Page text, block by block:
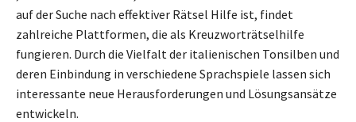
auf der Suche nach effektiver Rätsel Hilfe ist, findet
zahlreiche Plattformen, die als Kreuzworträtselhilfe
fungieren. Durch die Vielfalt der italienischen Tonsilben und
deren Einbindung in verschiedene Sprachspiele lassen sich
interessante neue Herausforderungen und Lösungsansätze
entwickeln.